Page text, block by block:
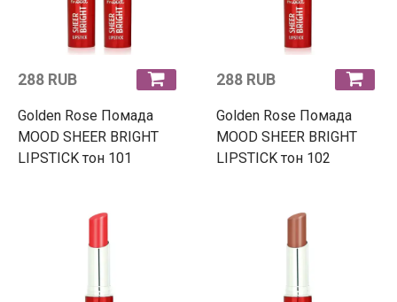
288 RUB
Golden Rose Помада
MOOD SHEER BRIGHT
LIPSTICK тон 101
288 RUB
Golden Rose Помада
MOOD SHEER BRIGHT
LIPSTICK тон 102